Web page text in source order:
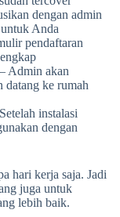
dengan admin
Anda
pendaftaran
– Admin akan
datang ke rumah
instalasi
dengan
hari kerja saja. Jadi
juga untuk
lebih baik.